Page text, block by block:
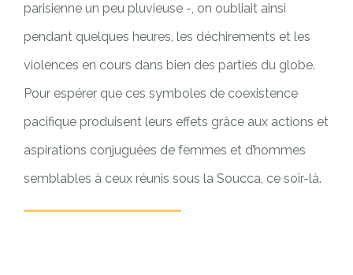
parisienne un peu pluvieuse -, on oubliait ainsi
pendant quelques heures, les déchirements et les
violences en cours dans bien des parties du globe.
Pour espérer que ces symboles de coexistence
pacifique produisent leurs effets grâce aux actions et
aspirations conjuguées de femmes et d’hommes
semblables à ceux réunis sous la Soucca, ce soir-là.